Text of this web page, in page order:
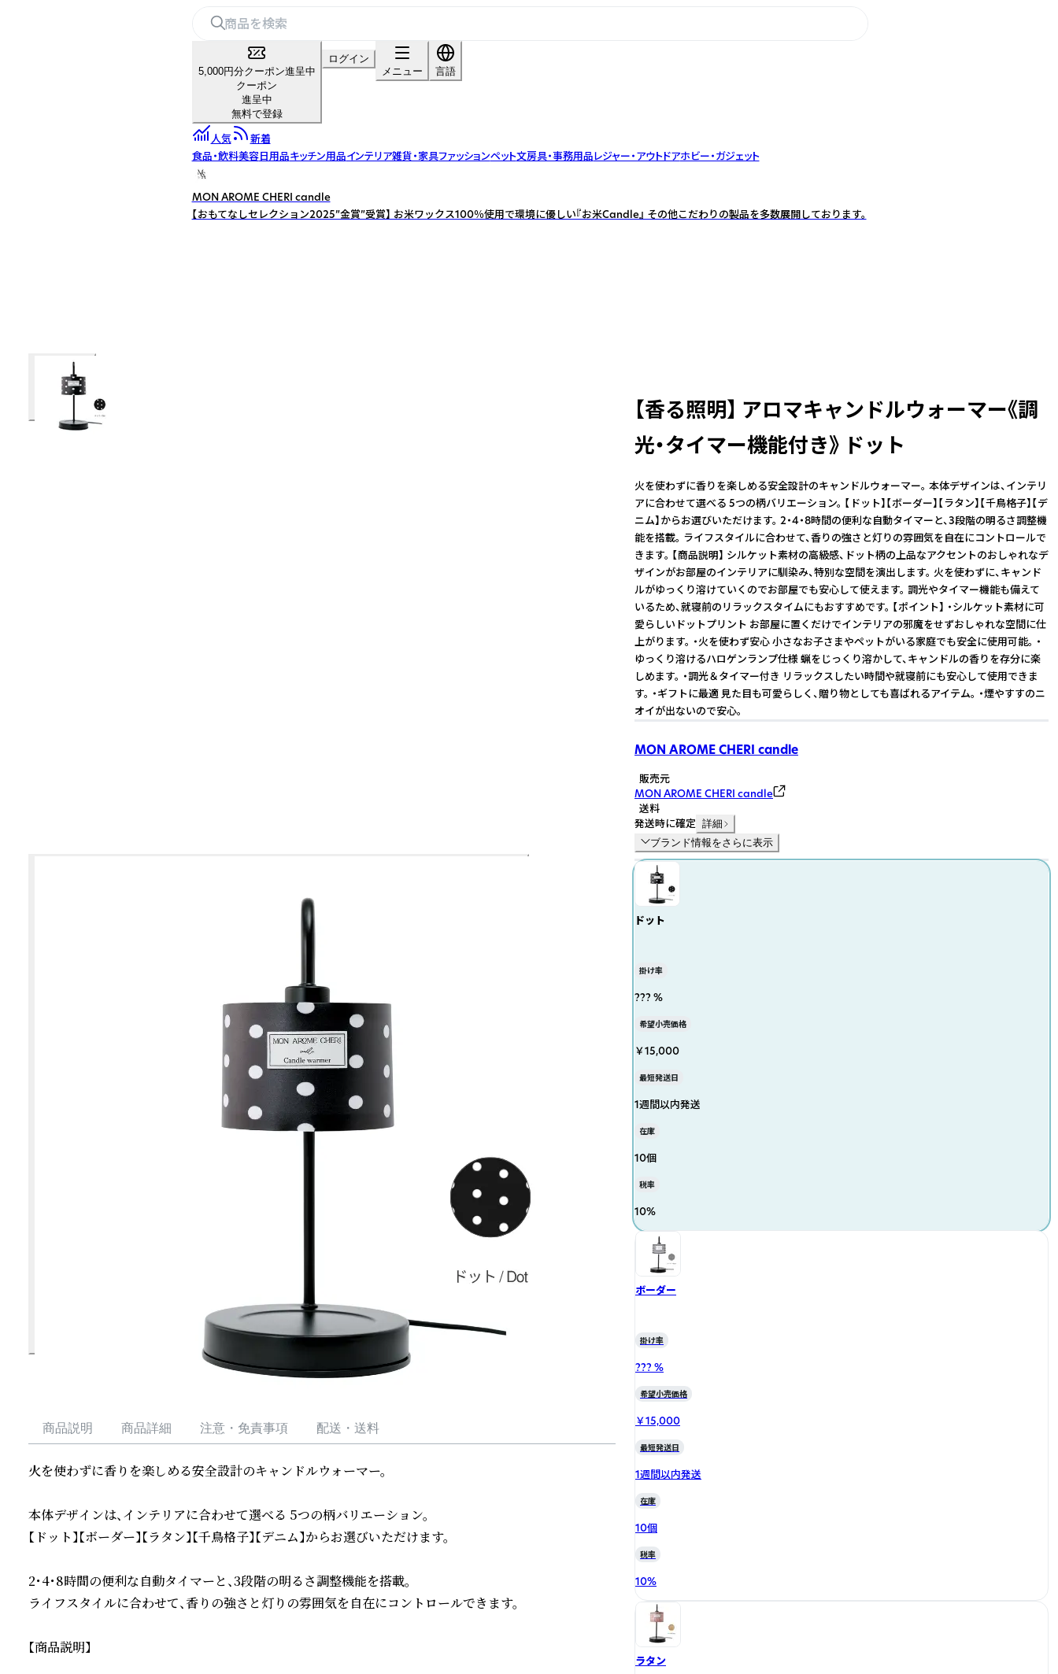
5,000円分クーポン進呈中
クーポン
進呈中
無料で登録
ログイン
メニュー
言語
人気
新着
食品・飲料美容日用品キッチン用品インテリア雑貨・家具ファッションペット文房具・事務用品レジャー・アウトドアホビー・ガジェット
MON AROME CHERI candle
【おもてなしセレクション2025”金賞”受賞】 お米ワックス100％使用で環境に優しい『お米Candle』 その他こだわりの製品を多数展開しております。
商品説明 商品詳細 注意・免責事項 配送・送料
火を使わずに香りを楽しめる安全設計のキャンドルウォーマー。
本体デザインは、インテリアに合わせて選べる 5つの柄バリエーション。
【ドット】【ボーダー】【ラタン】【千鳥格子】【デニム】からお選びいただけます。
2・4・8時間の便利な自動タイマーと、3段階の明るさ調整機能を搭載。
ライフスタイルに合わせて、香りの強さと灯りの雰囲気を自在にコントロールできます。
【商品説明】
【香る照明】 アロマキャンドルウォーマー《調
光・タイマー機能付き》 ドット
火を使わずに香りを楽しめる安全設計のキャンドルウォーマー。 本体デザインは、インテリ
アに合わせて選べる 5つの柄バリエーション。 【ドット】【ボーダー】【ラタン】【千鳥格子】【デ
ニム】からお選びいただけます。 2・4・8時間の便利な自動タイマーと、3段階の明るさ調整機
能を搭載。 ライフスタイルに合わせて、香りの強さと灯りの雰囲気を自在にコントロールで
きます。 【商品説明】 シルケット素材の高級感、ドット柄の上品なアクセントのおしゃれなデ
ザインがお部屋のインテリアに馴染み、特別な空間を演出します。 火を使わずに、キャンド
ルがゆっくり溶けていくのでお部屋でも安心して使えます。 調光やタイマー機能も備えて
いるため、就寝前のリラックスタイムにもおすすめです。 【ポイント】 ・シルケット素材に可
愛らしいドットプリント お部屋に置くだけでインテリアの邪魔をせずおしゃれな空間に仕
上がります。 ・火を使わず安心 小さなお子さまやペットがいる家庭でも安全に使用可能。 ・
ゆっくり溶けるハロゲンランプ仕様 蝋をじっくり溶かして、キャンドルの香りを存分に楽
しめます。 ・調光＆タイマー付き リラックスしたい時間や就寝前にも安心して使用できま
す。 ・ギフトに最適 見た目も可愛らしく、贈り物としても喜ばれるアイテム。 ・煙やすすのニ
オイが出ないので安心。
MON AROME CHERI candle
販売元
MON AROME CHERI candle
送料
発送時に確定 詳細
ブランド情報をさらに表示
ドット
掛け率
??? %
希望小売価格
￥15,000
最短発送日
1週間以内発送
在庫
10個
税率
10%
ボーダー
掛け率
??? %
希望小売価格
￥15,000
最短発送日
1週間以内発送
在庫
10個
税率
10%
ラタン